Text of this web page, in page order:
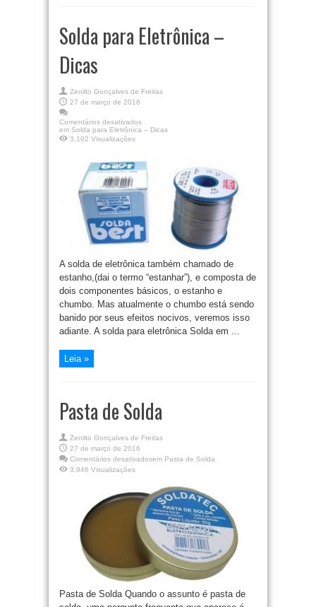
Solda para Eletrônica –
Dicas
Zenilto Gonçalves de Freitas
27 de março de 2016
Comentários desativados
em Solda para Eletrônica – Dicas
3,102 Visualizações
A solda de eletrônica também chamado de
estanho,(dai o termo “estanhar”), e composta de
dois componentes básicos, o estanho e
chumbo. Mas atualmente o chumbo está sendo
banido por seus efeitos nocivos, veremos isso
adiante. A solda para eletrônica Solda em ...
Leia »
Pasta de Solda
Zenilto Gonçalves de Freitas
27 de março de 2016
Comentários desativadosem Pasta de Solda
3,946 Visualizações
Pasta de Solda Quando o assunto é pasta de